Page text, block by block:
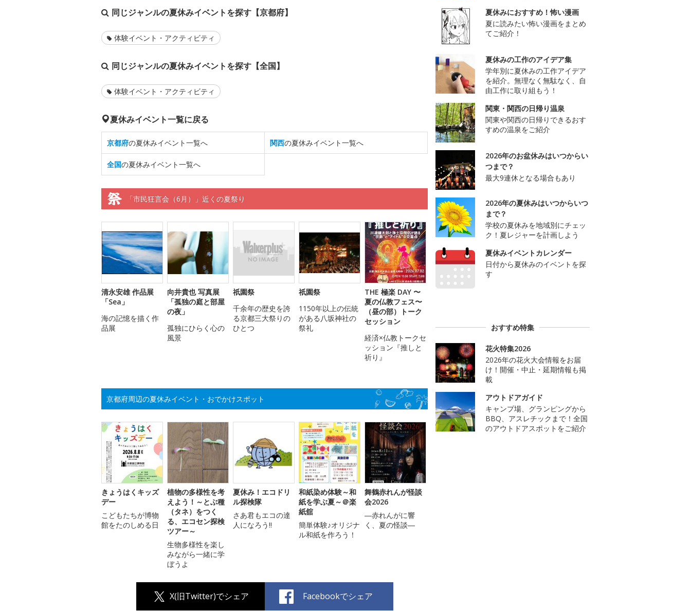
同じジャンルの夏休みイベントを探す【京都府】
体験イベント・アクティビティ
同じジャンルの夏休みイベントを探す【全国】
体験イベント・アクティビティ
夏休みイベント一覧に戻る
京都府の夏休みイベント一覧へ 関西の夏休みイベント一覧へ
全国の夏休みイベント一覧へ
「市民狂言会（6月）」近くの夏祭り
清永安雄 作品展
「Sea」
海の記憶を描く作
品展
向井貴也 写真展
「孤独の庭と部屋
の夜」
孤独にひらく心の
風景
祇園祭
千余年の歴史を誇
る京都三大祭りの
ひとつ
祇園祭
1150年以上の伝統
がある八坂神社の
祭礼
THE 極楽 DAY 〜
夏の仏教フェス〜
（昼の部）トーク
セッション
経済×仏教トークセ
ッション『推しと
祈り』
京都府周辺の夏休みイベント・おでかけスポット
きょうはくキッズ
デー
こどもたちが博物
館をたのしめる日
植物の多様性を考
えよう！～とぶ種
（タネ）をつく
る、エコセン探検
ツアー～
生物多様性を楽し
みながら一緒に学
ぼうよ
夏休み！エコドリ
ル探検隊
さあ君もエコの達
人になろう!!
和紙染め体験～和
紙を学ぶ夏～＠楽
紙舘
簡単体験♪オリジナ
ル和紙を作ろう！
舞鶴赤れんが怪談
会2026
―赤れんがに響
く、夏の怪談―
X(旧Twitter)でシェア Facebookでシェア
夏休みにおすすめ！怖い漫画
夏に読みたい怖い漫画をまとめ
てご紹介！
夏休みの工作のアイデア集
学年別に夏休みの工作アイデア
を紹介。無理なく無駄なく、自
由工作に取り組もう！
関東・関西の日帰り温泉
関東や関西の日帰りできるおす
すめの温泉をご紹介
2026年のお盆休みはいつからい
つまで？
最大9連休となる場合もあり
2026年の夏休みはいつからいつ
まで？
学校の夏休みを地域別にチェッ
ク！夏レジャーを計画しよう
夏休みイベントカレンダー
日付から夏休みのイベントを探
す
おすすめ特集
花火特集2026
2026年の花火大会情報をお届
け！開催・中止・延期情報も掲
載
アウトドアガイド
キャンプ場、グランピングから
BBQ、アスレチックまで！全国
のアウトドアスポットをご紹介